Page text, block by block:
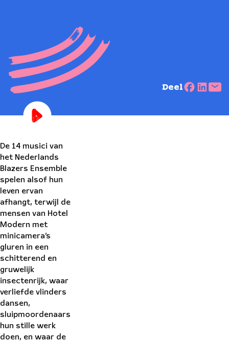
Deel
De 14 musici van
het Nederlands
Blazers Ensemble
spelen alsof hun
leven ervan
afhangt, terwijl de
mensen van Hotel
Modern met
minicamera’s
gluren in een
schitterend en
gruwelijk
insectenrijk, waar
verliefde vlinders
dansen,
sluipmoordenaars
hun stille werk
doen, en waar de